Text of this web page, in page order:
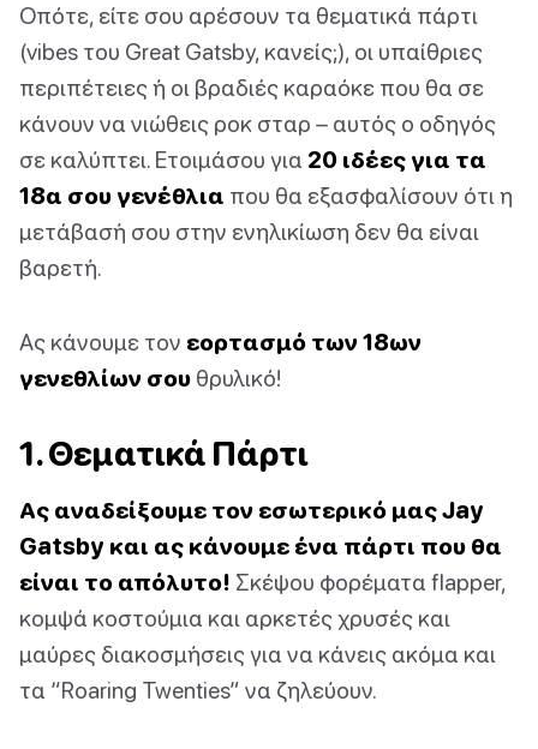
Οπότε, είτε σου αρέσουν τα θεματικά πάρτι
(vibes του Great Gatsby, κανείς;), οι υπαίθριες
περιπέτειες ή οι βραδιές καραόκε που θα σε
κάνουν να νιώθεις ροκ σταρ – αυτός ο οδηγός
σε καλύπτει. Ετοιμάσου για 20 ιδέες για τα
18α σου γενέθλια που θα εξασφαλίσουν ότι η
μετάβασή σου στην ενηλικίωση δεν θα είναι
βαρετή.
Ας κάνουμε τον εορτασμό των 18ων
γενεθλίων σου θρυλικό!
1. Θεματικά Πάρτι
Ας αναδείξουμε τον εσωτερικό μας Jay
Gatsby και ας κάνουμε ένα πάρτι που θα
είναι το απόλυτο! Σκέψου φορέματα flapper,
κομψά κοστούμια και αρκετές χρυσές και
μαύρες διακοσμήσεις για να κάνεις ακόμα και
τα “Roaring Twenties” να ζηλεύουν.